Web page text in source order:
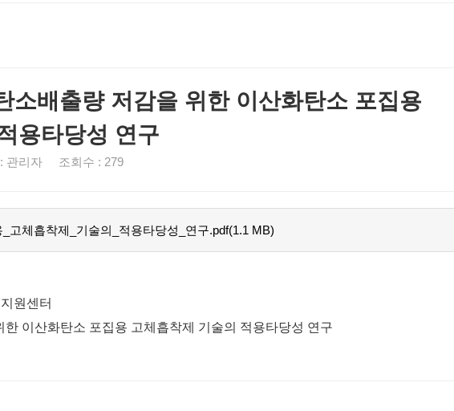
배출량 저감을 위한 이산화탄소 포집용
용타당성 연구
관리자 조회수 : 279
고체흡착제_기술의_적용타당성_연구.pdf(1.1 MB)
원센터
이산화탄소 포집용 고체흡착제 기술의 적용타당성 연구